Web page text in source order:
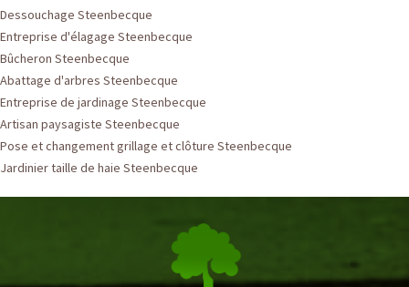
Dessouchage Steenbecque
Entreprise d'élagage Steenbecque
Bûcheron Steenbecque
Abattage d'arbres Steenbecque
Entreprise de jardinage Steenbecque
Artisan paysagiste Steenbecque
Pose et changement grillage et clôture Steenbecque
Jardinier taille de haie Steenbecque